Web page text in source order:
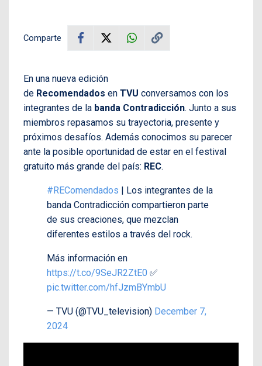
Comparte
En una nueva edición
de Recomendados en TVU conversamos con los
integrantes de la banda Contradicción. Junto a sus
miembros repasamos su trayectoria, presente y
próximos desafíos. Además conocimos su parecer
ante la posible oportunidad de estar en el festival
gratuito más grande del país: REC.
#REComendados | Los integrantes de la
banda Contradicción compartieron parte
de sus creaciones, que mezclan
diferentes estilos a través del rock.
Más información en
https://t.co/9SeJR2ZtE0 ✅
pic.twitter.com/hfJzmBYmbU
— TVU (@TVU_television) December 7,
2024